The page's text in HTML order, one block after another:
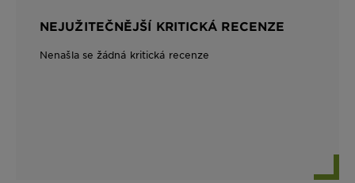
NEJUŽITEČNĚJŠÍ KRITICKÁ RECENZE
Nenašla se žádná kritická recenze